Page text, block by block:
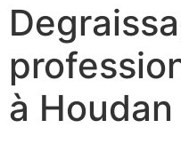
à Houdan